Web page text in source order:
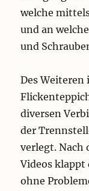
welche
und an
und
Des Weiteren
diversen
der
verlegt. Nach
Videos klappt
ohne